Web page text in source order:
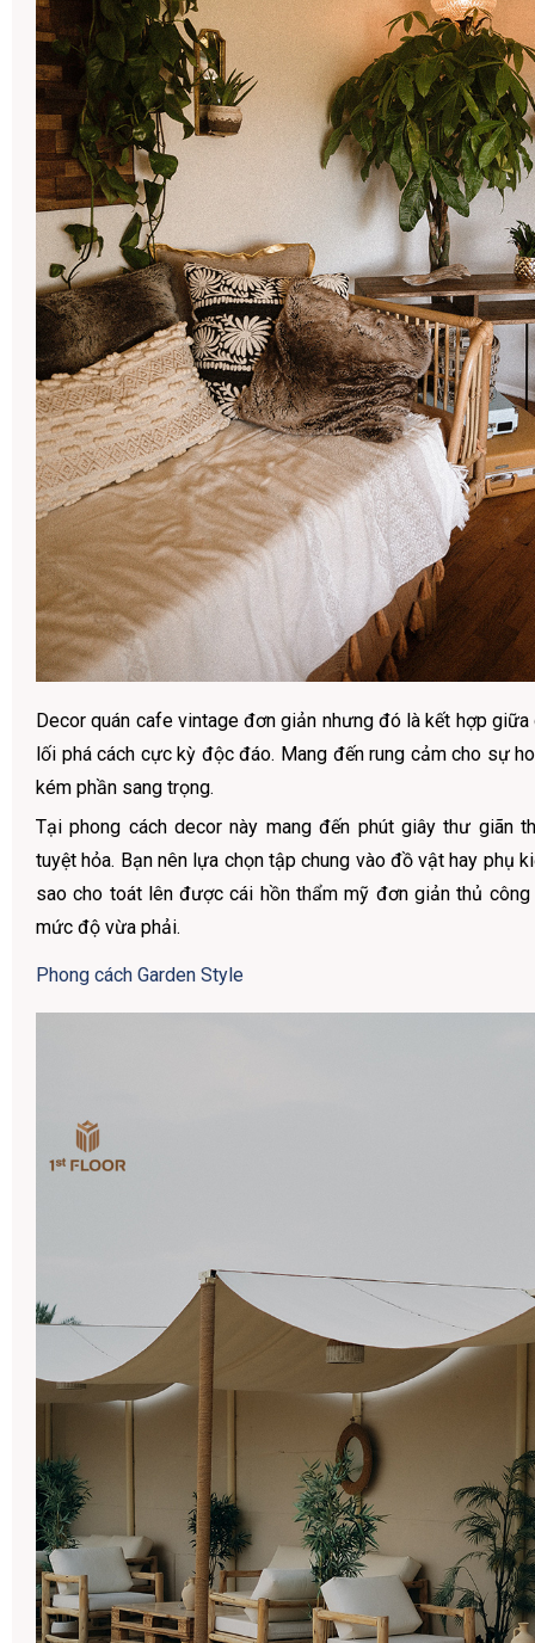
Decor quán cafe vintage đơn giản nhưng đó là kết hợp giữa
lối phá cách cực kỳ độc đáo. Mang đến rung cảm cho sự
kém phần sang trọng.
Tại phong cách decor này mang đến phút giây thư giãn
tuyệt hỏa. Bạn nên lựa chọn tập chung vào đồ vật hay phụ
sao cho toát lên được cái hồn thẩm mỹ đơn giản thủ
mức độ vừa phải.
Phong cách Garden Style